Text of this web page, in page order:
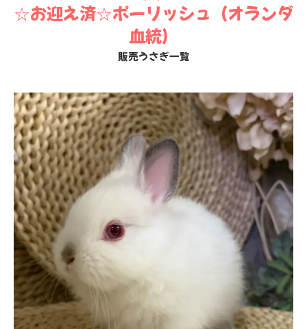
販売うさぎ一覧
☆お迎え済☆ポーリッシュ（オランダ
血統）